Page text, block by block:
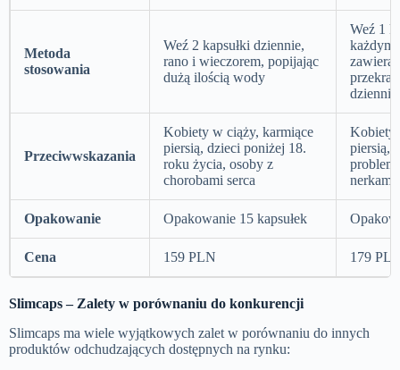
Metoda
stosowania
Weź 2 kapsułki dziennie,
rano i wieczorem, popijając
dużą ilością wody
Weź 1
każdym
Przeciwwskazania
Kobiety w ciąży, karmiące
piersią, dzieci poniżej 18.
roku życia, osoby z
chorobami serca
Kobiety
piersią,
nerkami
Opakowanie Opakowanie 15 kapsułek
Cena 159 PLN 179
Slimcaps – Zalety w porównaniu do konkurencji
Slimcaps ma wiele wyjątkowych zalet w porównaniu do innych
produktów odchudzających dostępnych na rynku: